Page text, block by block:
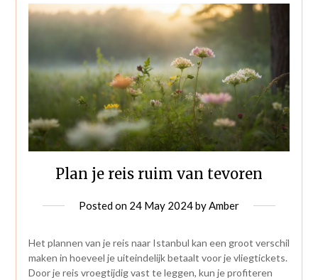
Plan je reis ruim van tevoren
Posted on 24 May 2024by Amber
Het plannen van je reis naar Istanbul kan een groot verschil
maken in hoeveel je uiteindelijk betaalt voor je vliegtickets.
Door je reis vroegtijdig vast te leggen, kun je profiteren